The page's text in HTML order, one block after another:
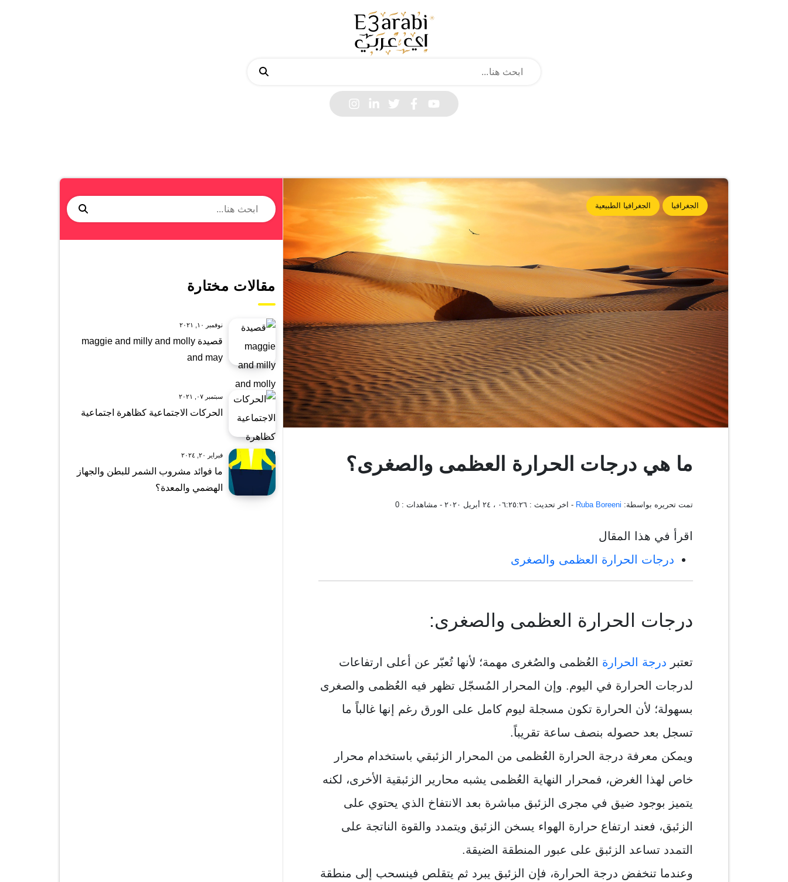
الجغرافيا الجغرافيا الطبيعية
ما هي درجات الحرارة العظمى والصغرى؟
تمت تحريره بواسطة: Ruba Boreeni - اخر تحديث : ٠٦:٢٥:٢٦ ، ٢٤ أبريل ٢٠٢٠ - مشاهدات : 0
اقرأ في هذا المقال
درجات الحرارة العظمى والصغرى
درجات الحرارة العظمى والصغرى:
تعتبر درجة الحرارة العُظمى والصُغرى مهمة؛ لأنها تُعبّر عن أعلى ارتفاعات
لدرجات الحرارة في اليوم. وإن المحرار المُسجّل تظهر فيه العُظمى والصغرى
بسهولة؛ لأن الحرارة تكون مسجلة ليوم كامل على الورق رغم إنها غالباً ما
تسجل بعد حصوله بنصف ساعة تقريباً.
ويمكن معرفة درجة الحرارة العُظمى من المحرار الزئبقي باستخدام محرار
خاص لهذا الغرض، فمحرار النهاية العُظمى يشبه محارير الزئبقية الأخرى، لكنه
يتميز بوجود ضيق في مجرى الزئبق مباشرة بعد الانتفاخ الذي يحتوي على
الزئبق، فعند ارتفاع حرارة الهواء يسخن الزئبق ويتمدد والقوة الناتجة على
التمدد تساعد الزئبق على عبور المنطقة الضيقة.
وعندما تنخفض درجة الحرارة، فإن الزئبق يبرد ثم يتقلص فينسحب إلى منطقة
مقالات مختارة
نوفمبر ١٠, ٢٠٢١
قصيدة maggie and milly and molly
and may
سبتمبر ٠٧, ٢٠٢١
الحركات الاجتماعية كظاهرة اجتماعية
فبراير ٢٠, ٢٠٢٤
ما فوائد مشروب الشمر للبطن والجهاز
الهضمي والمعدة؟